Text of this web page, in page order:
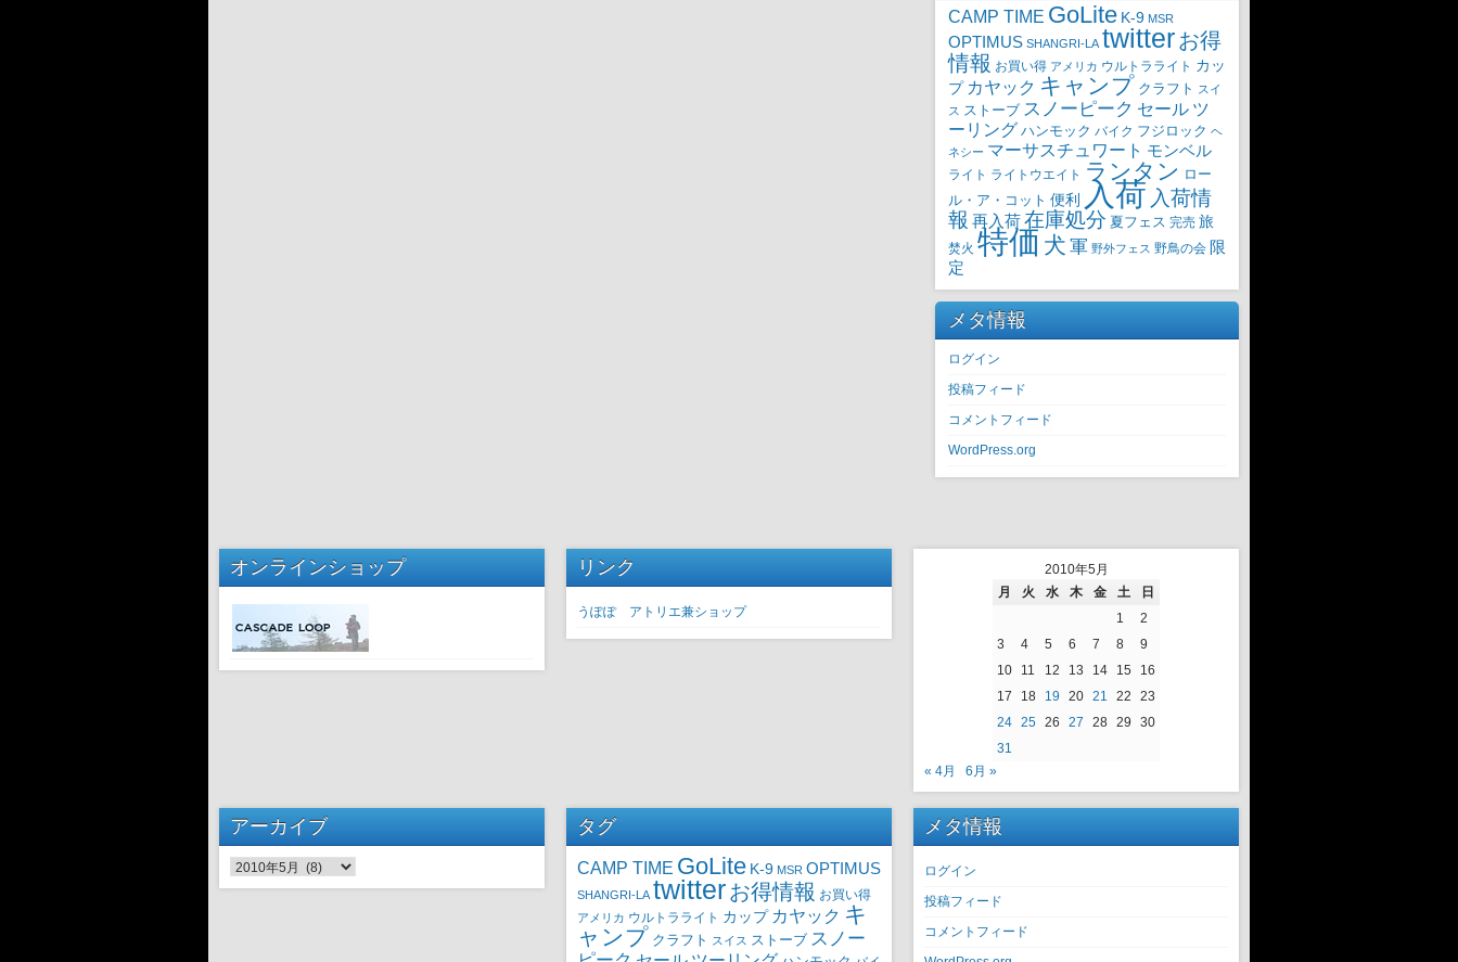
CAMP TIME GoLite K-9 MSR
OPTIMUS SHANGRI-LA twitter お得
情報 お買い得 アメリカ ウルトラライト カッ
プ カヤック キャンプ クラフト スイ
ス ストーブ スノーピーク セール ツ
ーリング ハンモック バイク フジロック ヘ
ネシー マーサスチュワート モンベル
ライト ライトウエイト ランタン ロー
ル・ア・コット 便利 入荷 入荷情
報 再入荷在庫処分 夏フェス 完売 旅
焚火 特価 犬 軍 野外フェス 野鳥の会 限
定
メタ情報
ログイン
投稿フィード
コメントフィード
WordPress.org
オンラインショップ リンク
うぽぽ アトリエ兼ショップ
2010年5月
月
火 水 木 金 土
日
1
2
3
4 5 6 7 8
9
10
11 12 13 14 15
16
17
18 19 20 21 22
23
24 25 26 27 28 29
30
31
« 4月
6月 »
アーカイブ
アーカイブ
タグ
CAMP TIME GoLite K-9 MSR OPTIMUS
SHANGRI-LA twitter お得情報 お買い得
アメリカ ウルトラライト カップ カヤック キ
ャンプ クラフト スイス ストーブ スノー
メタ情報
ログイン
投稿フィード
コメントフィード